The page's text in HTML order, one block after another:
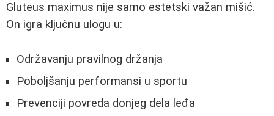
Gluteus maximus nije samo estetski važan mišić.
On igra ključnu ulogu u:
Održavanju pravilnog držanja
Poboljšanju performansi u sportu
Prevenciji povreda donjeg dela leđa